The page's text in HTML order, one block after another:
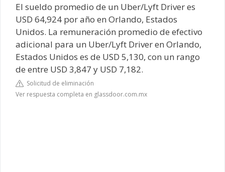
El sueldo promedio de un Uber/Lyft Driver es
USD 64,924 por año en Orlando, Estados
Unidos. La remuneración promedio de efectivo
adicional para un Uber/Lyft Driver en Orlando,
Estados Unidos es de USD 5,130, con un rango
de entre USD 3,847 y USD 7,182.
Solicitud de eliminación
Ver respuesta completa en glassdoor.com.mx